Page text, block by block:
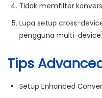
Tidak memfilter
Lupa setup cross-
pengguna multi-
Tips
Setup Enhanced